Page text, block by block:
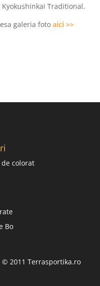
Traditional.
galeria foto aici >>
de colorat
Bo
© 2011 Terrasportika.ro